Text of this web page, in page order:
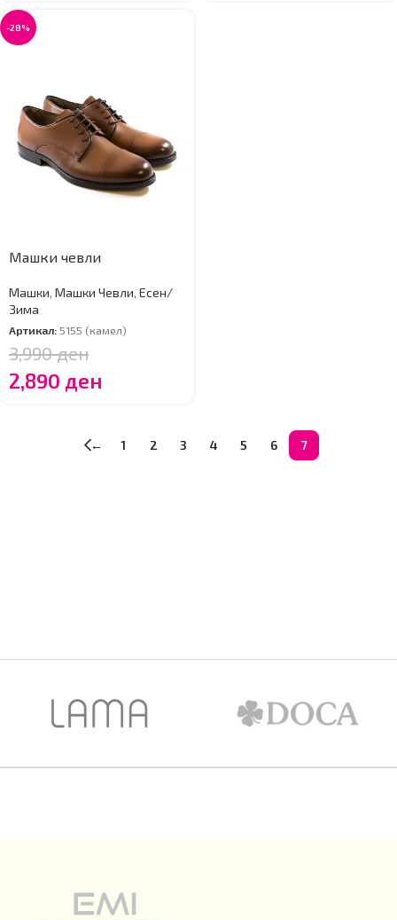
-28%
Машки чевли
Машки, Машки Чевли, Есен/
Зима
Артикал: 5155 (камел)
3,990ден
2,890 ден
← 1 2 3 4 5 6 7